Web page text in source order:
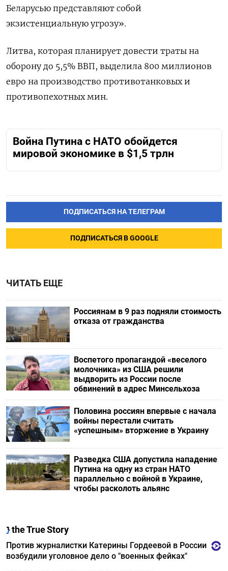
Беларусью представляют собой
экзистенциальную угрозу».
Литва, которая планирует довести траты на
оборону до 5,5% ВВП, выделила 800 миллионов
евро на производство противотанковых и
противопехотных мин.
Война Путина с НАТО обойдется
мировой экономике в $1,5 трлн
ПОДПИСАТЬСЯ НА ТЕЛЕГРАМ
ПОДПИСАТЬСЯ В GOOGLE
ЧИТАТЬ ЕЩЕ
Россиянам в 9 раз подняли стоимость
отказа от гражданства
Воспетого пропагандой «веселого
молочника» из США решили
выдворить из России после
обвинений в адрес Минсельхоза
Половина россиян впервые с начала
войны перестали считать
«успешным» вторжение в Украину
Разведка США допустила нападение
Путина на одну из стран НАТО
параллельно с войной в Украине,
чтобы расколоть альянс